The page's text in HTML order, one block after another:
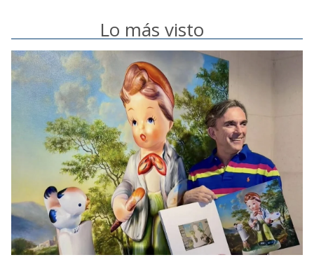
Lo más visto